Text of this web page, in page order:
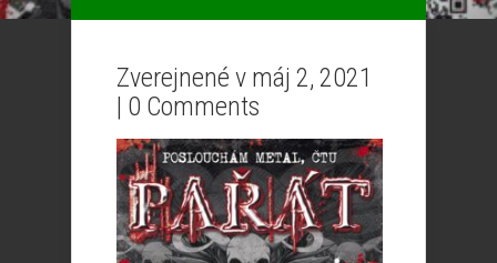
Zverejnené v máj 2, 2021
| 0 Comments